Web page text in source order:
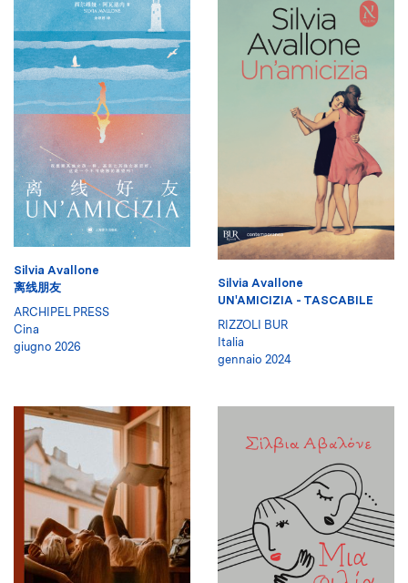
Silvia Avallone
离线朋友
ARCHIPEL PRESS
Cina
giugno 2026
Silvia Avallone
UN'AMICIZIA - TASCABILE
RIZZOLI BUR
Italia
gennaio 2024